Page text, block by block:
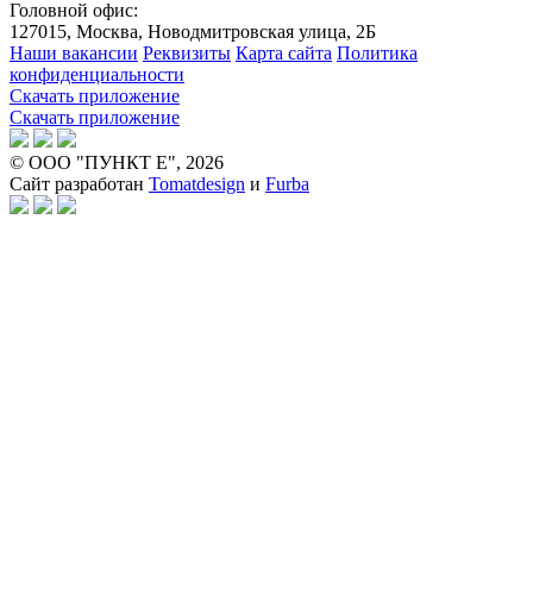
Головной офис:
127015, Москва, Новодмитровская улица, 2Б
Наши вакансии Реквизиты Карта сайта Политика
конфиденциальности
Скачать приложение
Скачать приложение
© ООО "ПУНКТ Е", 2026
Сайт разработан Tomatdesign и Furba